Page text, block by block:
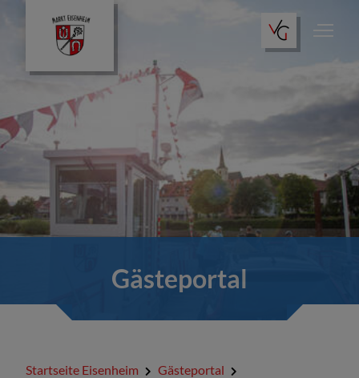
Gästeportal
Startseite Eisenheim
Gästeportal